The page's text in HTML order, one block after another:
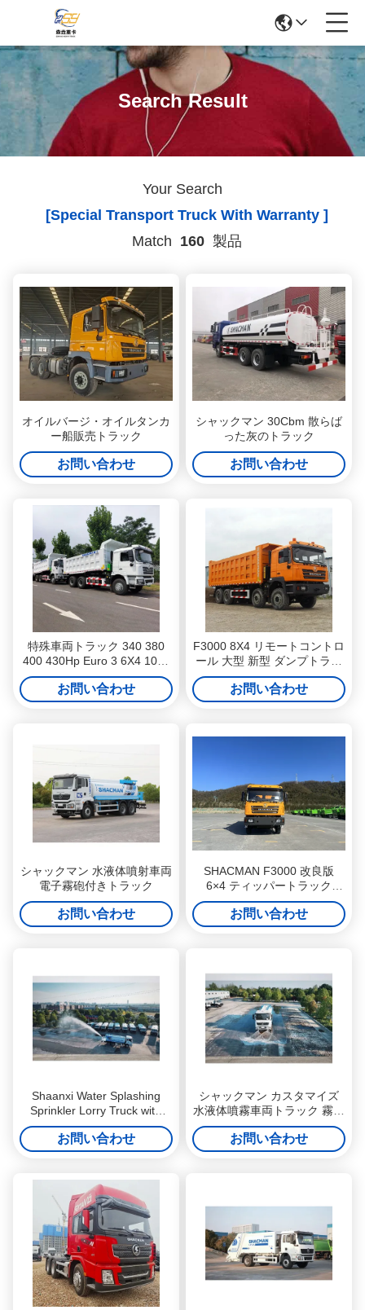
Search Result
Your Search
[special Transport Truck With Warranty ]
Match 160製品
オイルバージ・オイルタンカ
ー船販売トラック
お問い合わせ
シャックマン 30Cbm 散らば
った灰のトラック
お問い合わせ
特殊車両トラック 340 380
400 430Hp Euro 3 6X4 10輪
F3000 ディーゼル ダンプ
Tipper トラック
お問い合わせ
F3000 8X4 リモートコントロ
ール 大型 新型 ダンプトラッ
ク 小型ダンプトラック
お問い合わせ
シャックマン 水液体噴射車両
電子霧砲付きトラック
お問い合わせ
SHACMAN F3000 改良版
6×4 ティッパートラック
SX3255DR404, 340HP ユー
ロII 建設用ダンプトラック
お問い合わせ
Shaanxi Water Splashing
Sprinkler Lorry Truck with
Electronic Fog Cannon
お問い合わせ
シャックマン カスタマイズ
水液体噴霧車両トラック 霧砲
付き
お問い合わせ